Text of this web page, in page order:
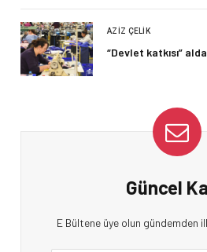
AZIZ ÇELIK
“Devlet katkısı”
Güncel
E Bültene üye olun gündemden